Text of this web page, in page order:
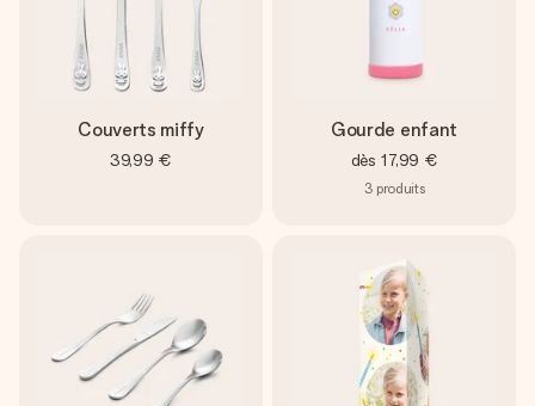
Couverts miffy
39,99 €
Gourde enfant
dès 17,99 €
3 produits